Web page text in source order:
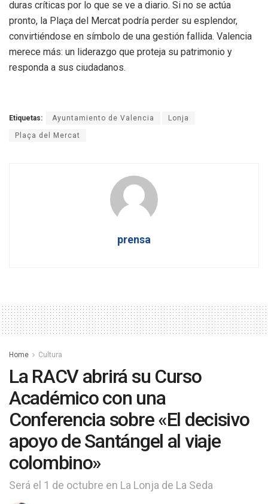
duras críticas por lo que se ve a diario. Si no se actúa
pronto, la Plaça del Mercat podría perder su esplendor,
convirtiéndose en símbolo de una gestión fallida. Valencia
merece más: un liderazgo que proteja su patrimonio y
responda a sus ciudadanos.
Etiquetas: Ayuntamiento de Valencia Lonja
Plaça del Mercat
prensa
Home Cultura
La RACV abrirá su Curso
Académico con una
Conferencia sobre «El decisivo
apoyo de Santángel al viaje
colombino»
Será el 1 de octubre en La Lonja de La Seda